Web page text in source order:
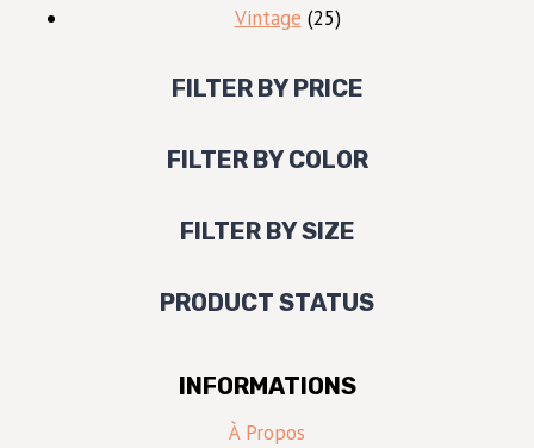
Vintage 2525
FILTER BY PRICE
FILTER BY COLOR
FILTER BY SIZE
PRODUCT STATUS
INFORMATIONS
À Propos